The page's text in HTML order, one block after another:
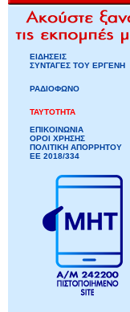
ΕΙΔΗΣΕΙΣ
ΣΥΝΤΑΓΕΣ ΤΟΥ ΕΡΓΕΝΗ
ΡΑΔΙΟΦΩΝΟ
ΤΑΥΤΟΤΗΤΑ
ΕΠΙΚΟΙΝΩΝΙΑ
ΟΡΟΙ ΧΡΗΣΗΣ
ΠΟΛΙΤΙΚΗ ΑΠΟΡΡΗΤΟΥ
ΕΕ 2018/334